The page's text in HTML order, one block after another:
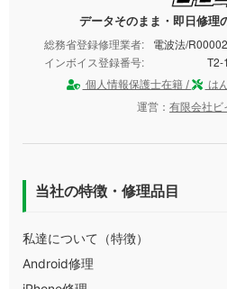
データそのまま・即日修理
総務省登録修理業者:
電波法/
インボイス登録番号:
T2-
個人情報保護士在籍 /
は
運営： 有限会社ビ
当社の特徴・修理品目
私達について（特徴）
Android修理